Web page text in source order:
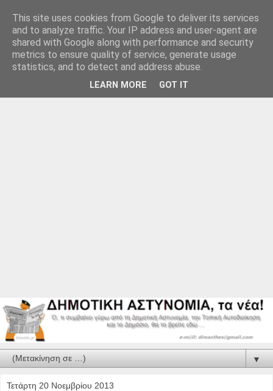
▼
Τετάρτη 20 Νοεμβρίου 2013
This site uses cookies from Google to deliver its services
and to analyze traffic. Your IP address and user-agent are
shared with Google along with performance and security
metrics to ensure quality of service, generate usage
statistics, and to detect and address abuse.
LEARN MORE GOT IT